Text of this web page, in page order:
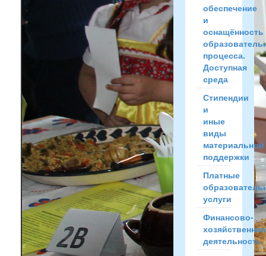
обеспечение
и
оснащённость
процесса.
Доступная
среда
Стипендии
и
иные
виды
материальной
поддержки
Платные
услуги
Финансово-
хозяйственная
деятельность